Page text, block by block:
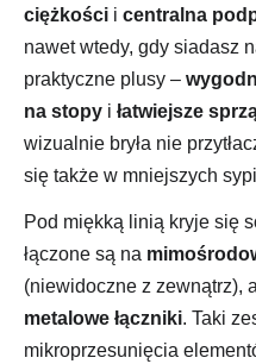
ciężkości i centralna
nawet wtedy, gdy siadasz
praktyczne plusy –
na stopy i łatwiejsze
wizualnie bryła nie
się także w mniejszych
Pod miękką linią kryje się
łączone są na
(niewidoczne z zewnątrz),
metalowe łączniki. Taki
mikroprzesunięcia